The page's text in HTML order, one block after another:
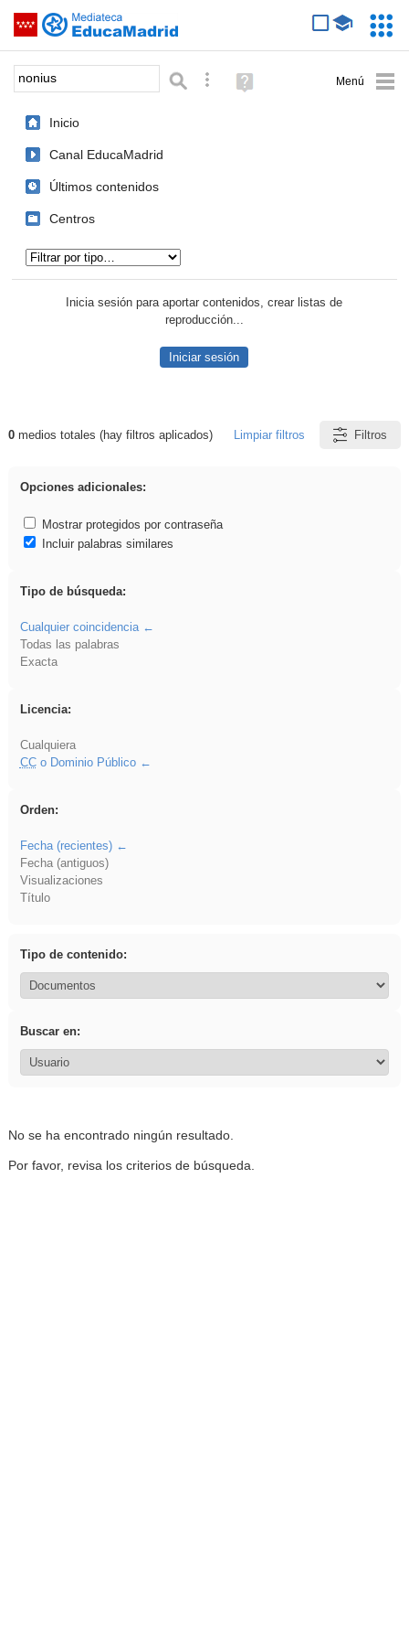
Saltar navegación
Palabra o frase: Búsqueda avanzada
Ayuda
(en
Inicio
Canal EducaMadrid
Últimos contenidos
Centros
Inicia sesión para aportar contenidos, crear listas de
reproducción...
Iniciar sesión
Resultados de: nonius
0medios totales (hay filtros aplicados) Limpiar filtros Filtros
Opciones adicionales:
Mostrar protegidos por contraseña
Incluir palabras similares
Tipo de búsqueda:
Cualquier coincidencia
Todas las palabras
Exacta
Licencia:
Cualquiera
CCo Dominio Público
Orden:
Fecha (recientes)
Fecha (antiguos)
Visualizaciones
Título
Tipo de contenido:
Buscar en:
No se ha encontrado ningún resultado.
Por favor, revisa los criterios de búsqueda.